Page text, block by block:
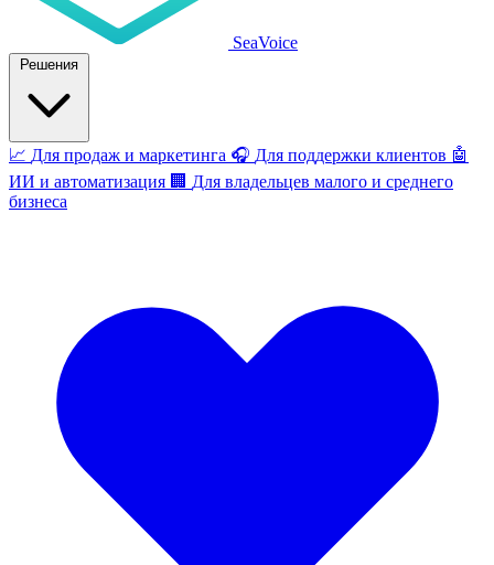
SeaVoice
Решения
📈 Для продаж и маркетинга 🎧 Для поддержки клиентов 🤖
ИИ и автоматизация 🏢 Для владельцев малого и среднего
бизнеса